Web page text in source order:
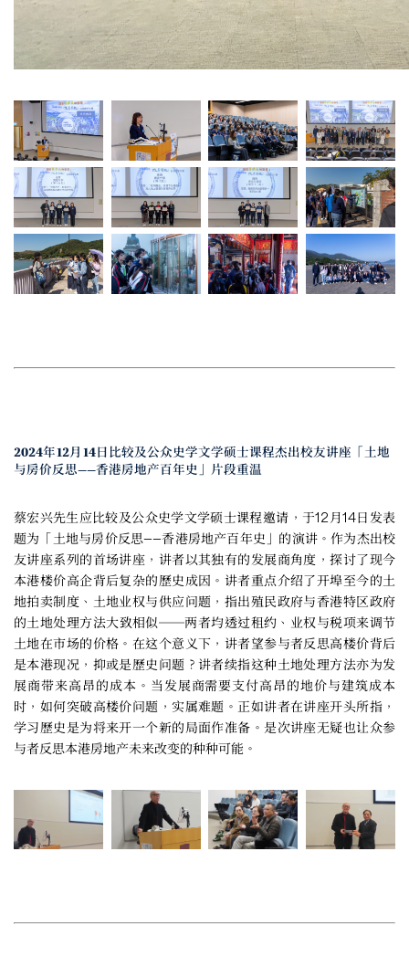
2024年12月14日比较及公众史学文学硕士课程杰出校友讲座「土地
与房价反思——香港房地产百年史」片段重温
蔡宏兴先生应比较及公众史学文学硕士课程邀请，于12月14日发表
题为「土地与房价反思——香港房地产百年史」的演讲。作为杰出校
友讲座系列的首场讲座，讲者以其独有的发展商角度，探讨了现今
本港楼价高企背后复杂的歷史成因。讲者重点介绍了开埠至今的土
地拍卖制度、土地业权与供应问题，指出殖民政府与香港特区政府
的土地处理方法大致相似──两者均透过租约、业权与税项来调节
土地在市场的价格。在这个意义下，讲者望参与者反思高楼价背后
是本港现况，抑或是歷史问题？讲者续指这种土地处理方法亦为发
展商带来高昂的成本。当发展商需要支付高昂的地价与建筑成本
时，如何突破高楼价问题，实属难题。正如讲者在讲座开头所指，
学习歷史是为将来开一个新的局面作准备。是次讲座无疑也让众参
与者反思本港房地产未来改变的种种可能。